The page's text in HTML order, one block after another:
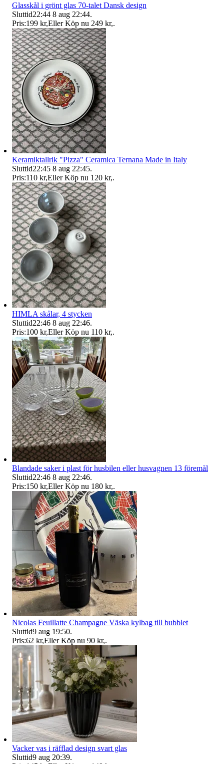
Glasskål i grönt glas 70-talet Dansk design
Sluttid22:44 8 aug 22:44.
Pris:199 kr,Eller Köp nu 249 kr,.
Keramiktallrik "Pizza" Ceramica Ternana Made in Italy
Sluttid22:45 8 aug 22:45.
Pris:110 kr,Eller Köp nu 120 kr,.
HIMLA skålar, 4 stycken
Sluttid22:46 8 aug 22:46.
Pris:100 kr,Eller Köp nu 110 kr,.
Blandade saker i plast för husbilen eller husvagnen 13 föremål
Sluttid22:46 8 aug 22:46.
Pris:150 kr,Eller Köp nu 180 kr,.
Nicolas Feuillatte Champagne Väska kylbag till bubblet
Sluttid9 aug 19:50.
Pris:62 kr,Eller Köp nu 90 kr,.
Vacker vas i räfflad design svart glas
Sluttid9 aug 20:39.